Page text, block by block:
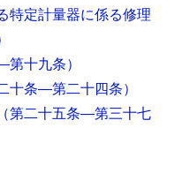
定計量器に係る修理
第十九条）
十条―第二十四条）
（第二十五条―第三十七